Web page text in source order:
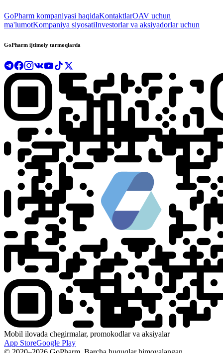
GoPharm kompaniyasi haqidaKontaktlarOAV uchun
ma'lumotKompaniya siyosatiInvestorlar va aksiyadorlar uchun
GoPharm ijtimoiy tarmoqlarda
Mobil ilovada chegirmalar, promokodlar va aksiyalar
App StoreGoogle Play